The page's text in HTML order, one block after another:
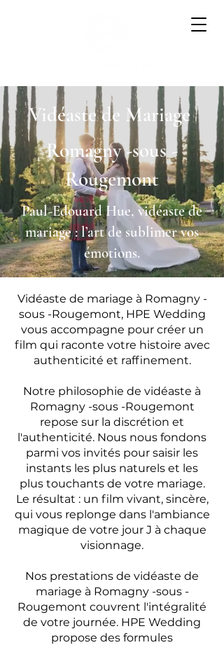
Vidéaste de Mariage
Romagny -sous -
Rougemont
Paul-Edouard Hue, vidéaste de
mariage : l’art de sublimer vos
émotions.
Vidéaste de mariage à Romagny -
sous -Rougemont, HPE Wedding
vous accompagne pour créer un
film qui raconte votre histoire avec
authenticité et raffinement.
Notre philosophie de vidéaste à
Romagny -sous -Rougemont
repose sur la discrétion et
l'authenticité. Nous nous fondons
parmi vos invités pour saisir les
instants les plus naturels et les
plus touchants de votre mariage.
Le résultat : un film vivant, sincère,
qui vous replonge dans l'ambiance
magique de votre jour J à chaque
visionnage.
Nos prestations de vidéaste de
mariage à Romagny -sous -
Rougemont couvrent l'intégralité
de votre journée. HPE Wedding
propose des formules